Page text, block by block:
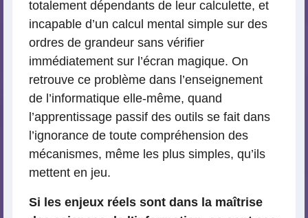
totalement dépendants de leur calculette, et
incapable d’un calcul mental simple sur des
ordres de grandeur sans vérifier
immédiatement sur l’écran magique. On
retrouve ce problème dans l’enseignement
de l’informatique elle-même, quand
l’apprentissage passif des outils se fait dans
l’ignorance de toute compréhension des
mécanismes, même les plus simples, qu’ils
mettent en jeu.
Si les enjeux réels sont dans la maîtrise